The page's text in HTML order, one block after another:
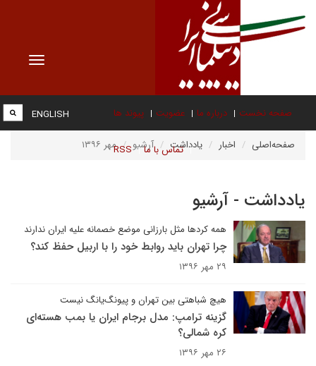
Toggle
صفحه نخست درباره ما عضویت پیوند ها
تماس با ما RSS
ENGLISH
صفحه‌اصلی اخبار یادداشت آرشیو مهر ۱۳۹۶
یادداشت - آرشیو
همه کردها مثل بارزانی موضع خصمانه علیه ایران ندارند
چرا تهران باید روابط خود را با اربیل حفظ کند؟
۲۹ مهر ۱۳۹۶
هیچ شباهتی بین تهران و پیونگ‌یانگ نیست
گزینه ترامپ: مدل برجام ایران یا بمب هسته‌ای
کره شمالی؟
۲۶ مهر ۱۳۹۶